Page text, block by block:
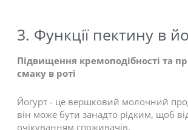
3. Функції пектину в
Підвищення кремоподібності та
смаку в роті
Йогурт - це вершковий молочний
він може бути занадто рідким, щоб
очікуванням споживачів.